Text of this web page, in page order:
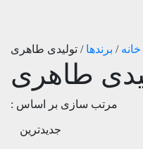
خانه / برندها / تولیدی طاهری
طاهری
مرتب سازی بر اساس :
جدیدترین